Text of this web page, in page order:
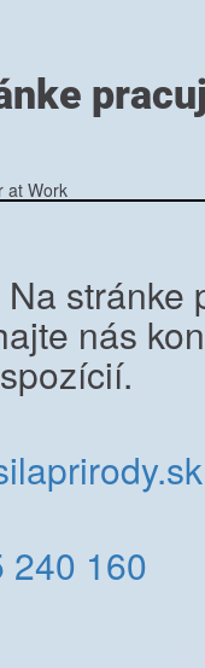
stránke
nás
240 160